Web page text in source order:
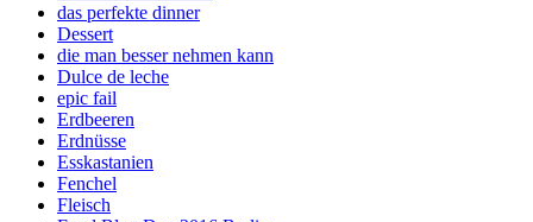
das perfekte dinner
Dessert
die man besser nehmen kann
Dulce de leche
epic fail
Erdbeeren
Erdnüsse
Esskastanien
Fenchel
Fleisch